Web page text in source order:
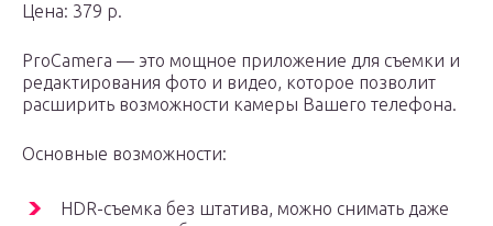
Цена: 379 р.
ProCamera — это мощное приложение для съемки и
редактирования фото и видео, которое позволит
расширить возможности камеры Вашего телефона.
Основные возможности:
HDR-съемка без штатива, можно снимать даже